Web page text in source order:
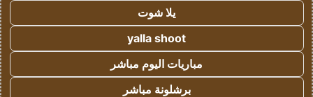
يلا شوت
yalla shoot
مباريات اليوم مباشر
برشلونة مباشر